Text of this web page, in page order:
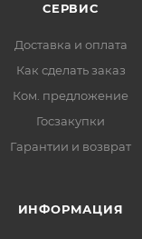
СЕРВИС
Доставка и оплата
Как сделать заказ
Ком. предложение
Госзакупки
Гарантии и возврат
ИНФОРМАЦИЯ